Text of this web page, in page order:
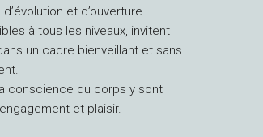
et d’ouverture.
à tous les niveaux, invitent
un cadre bienveillant et sans
conscience du corps y sont
et plaisir.